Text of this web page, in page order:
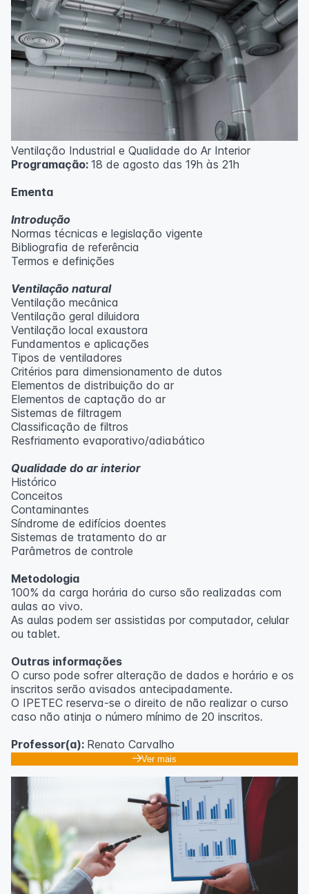
Ventilação Industrial e Qualidade do Ar Interior
Programação: 18 de agosto das 19h às 21h
Ementa
Introdução
Normas técnicas e legislação vigente
Bibliografia de referência
Termos e definições
Ventilação natural
Ventilação mecânica
Ventilação geral diluidora
Ventilação local exaustora
Fundamentos e aplicações
Tipos de ventiladores
Critérios para dimensionamento de dutos
Elementos de distribuição do ar
Elementos de captação do ar
Sistemas de filtragem
Classificação de filtros
Resfriamento evaporativo/adiabático
Qualidade do ar interior
Histórico
Conceitos
Contaminantes
Síndrome de edifícios doentes
Sistemas de tratamento do ar
Parâmetros de controle
Metodologia
100% da carga horária do curso são realizadas com
aulas ao vivo.
As aulas podem ser assistidas por computador, celular
ou tablet.
Outras informações
O curso pode sofrer alteração de dados e horário e os
inscritos serão avisados ​​antecipadamente.
O IPETEC reserva-se o direito de não realizar o curso
caso não atinja o número mínimo de 20 inscritos.
Professor(a): Renato Carvalho
Ver mais